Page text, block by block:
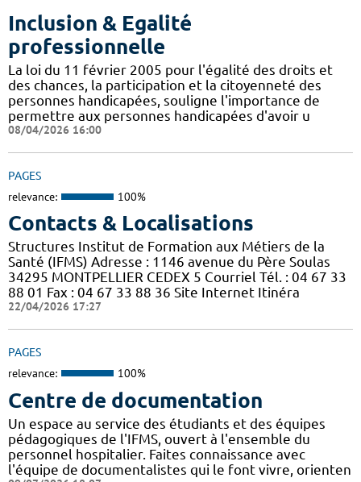
Inclusion & Egalité
professionnelle
La loi du 11 février 2005 pour l'égalité des droits et
des chances, la participation et la citoyenneté des
personnes handicapées, souligne l'importance de
permettre aux personnes handicapées d'avoir u
08/04/2026 16:00
PAGES
relevance: 100%
Contacts & Localisations
Structures Institut de Formation aux Métiers de la
Santé (IFMS) Adresse : 1146 avenue du Père Soulas
34295 MONTPELLIER CEDEX 5 Courriel Tél. : 04 67 33
88 01 Fax : 04 67 33 88 36 Site Internet Itinéra
22/04/2026 17:27
PAGES
relevance: 100%
Centre de documentation
Un espace au service des étudiants et des équipes
pédagogiques de l'IFMS, ouvert à l'ensemble du
personnel hospitalier. Faites connaissance avec
l'équipe de documentalistes qui le font vivre, orienten